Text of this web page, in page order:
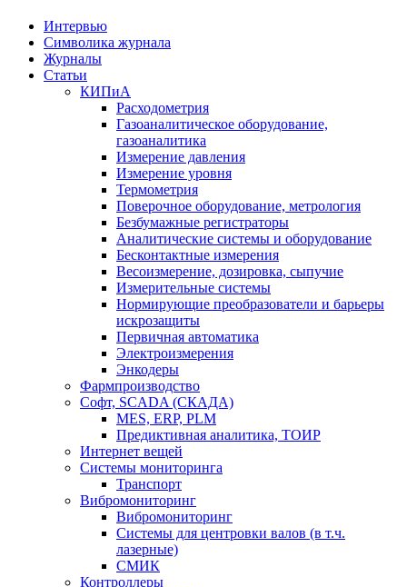
Интервью
Символика журнала
Журналы
Статьи
КИПиА
Расходометрия
Газоаналитическое оборудование,
газоаналитика
Измерение давления
Измерение уровня
Термометрия
Поверочное оборудование, метрология
Безбумажные регистраторы
Аналитические системы и оборудование
Бесконтактные измерения
Весоизмерение, дозировка, сыпучие
Измерительные системы
Нормирующие преобразователи и барьеры
искрозащиты
Первичная автоматика
Электроизмерения
Энкодеры
Фармпроизводство
Софт, SCADA (СКАДА)
MES, ERP, PLM
Предиктивная аналитика, ТОИР
Интернет вещей
Системы мониторинга
Транспорт
Вибромониторинг
Вибромониторинг
Системы для центровки валов (в т.ч.
лазерные)
СМИК
Контроллеры